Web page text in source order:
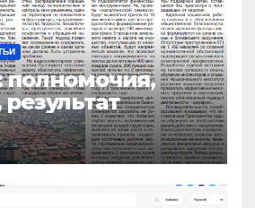
полномочия,